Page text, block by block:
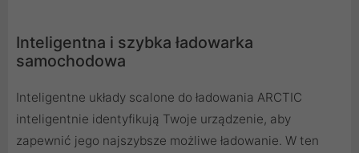
Inteligentna i szybka ładowarka
samochodowa
Inteligentne układy scalone do ładowania ARCTIC
inteligentnie identyfikują Twoje urządzenie, aby
zapewnić jego najszybsze możliwe ładowanie. W ten